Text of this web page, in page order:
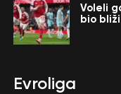
Voleli
bio
Evroliga